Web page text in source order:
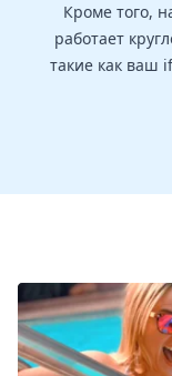
Кроме того,
работает
такие как ваш